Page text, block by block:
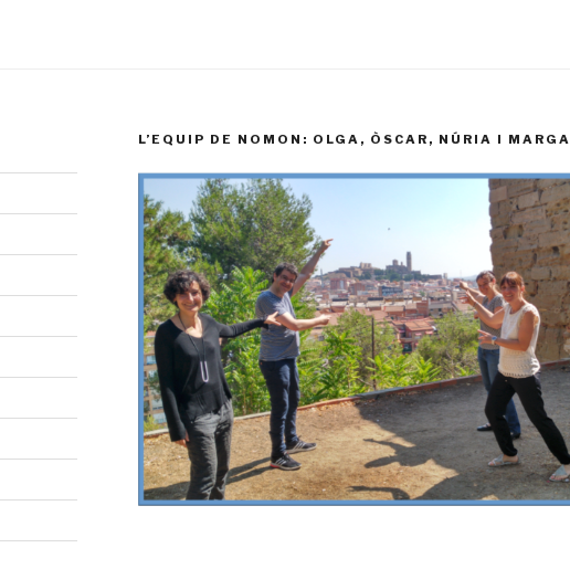
L’EQUIP DE NOMON: OLGA, ÒSCAR, NÚRIA I MARGA